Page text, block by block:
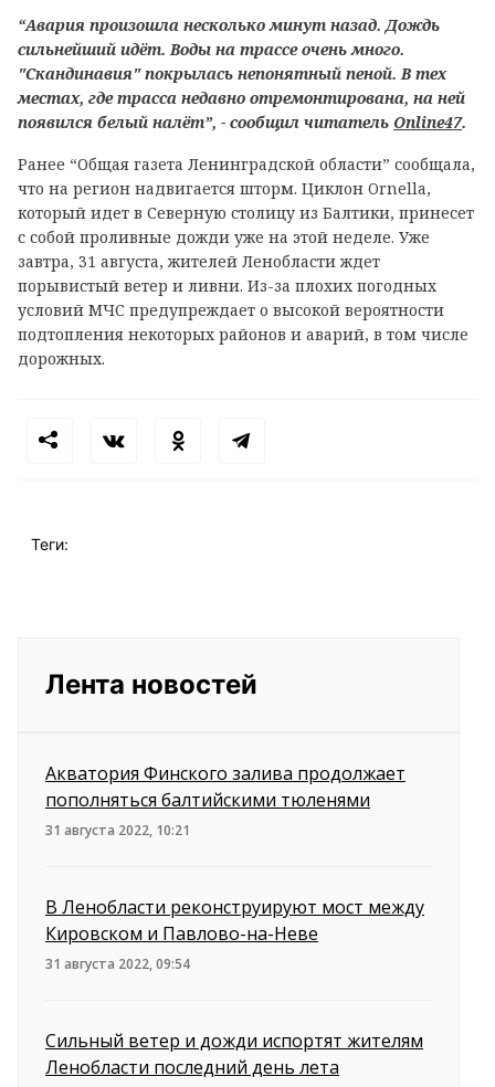
“Авария произошла несколько минут назад. Дождь
сильнейший идёт. Воды на трассе очень много.
"Скандинавия" покрылась непонятный пеной. В тех
местах, где трасса недавно отремонтирована, на ней
появился белый налёт”, - сообщил читатель Online47.
Ранее “Общая газета Ленинградской области” сообщала,
что на регион надвигается шторм. Циклон Ornella,
который идет в Северную столицу из Балтики, принесет
с собой проливные дожди уже на этой неделе. Уже
завтра, 31 августа, жителей Ленобласти ждет
порывистый ветер и ливни. Из-за плохих погодных
условий МЧС предупреждает о высокой вероятности
подтопления некоторых районов и аварий, в том числе
дорожных.
Теги:
Лента новостей
Акватория Финского залива продолжает
пополняться балтийскими тюленями
31 августа 2022, 10:21
В Ленобласти реконструируют мост между
Кировском и Павлово-на-Неве
31 августа 2022, 09:54
Сильный ветер и дожди испортят жителям
Ленобласти последний день лета